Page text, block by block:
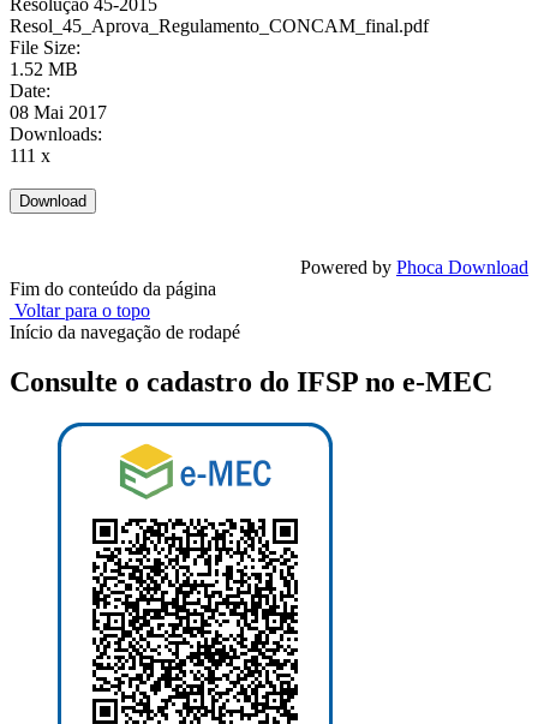
Resol_45_Aprova_Regulamento_CONCAM_final.pdf
File Size:
1.52 MB
Date:
08 Mai 2017
Downloads:
111 x
Powered by Phoca Download
Fim do conteúdo da página
Voltar para o topo
Início da navegação de rodapé
Consulte o cadastro do IFSP no e-MEC